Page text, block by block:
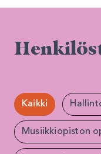
Kaikki
Musiikkiopiston